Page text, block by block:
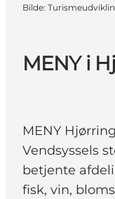
MENY i
MENY
Vendsyssels
betjente
fisk, vin,
Bilde: